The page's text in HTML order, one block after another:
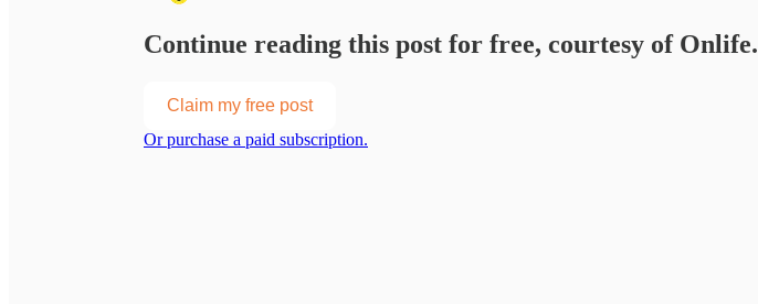
Continue reading this post for free, courtesy of Onlife.
Claim my free post
Or purchase a paid subscription.